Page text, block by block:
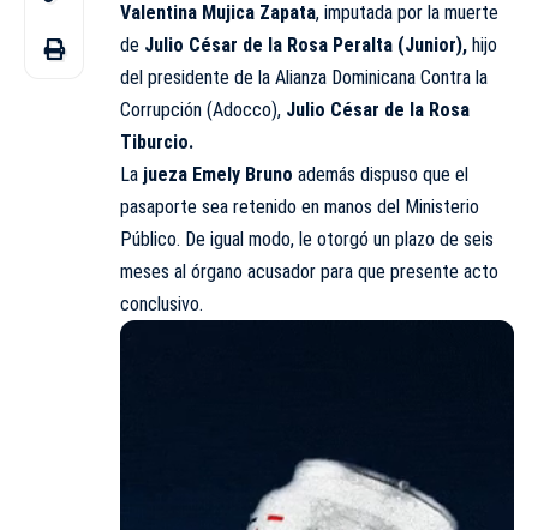
Valentina Mujica Zapata, imputada por la muerte
de Julio César de la Rosa Peralta (Junior), hijo
del presidente de la Alianza Dominicana Contra la
Corrupción (Adocco), Julio César de la Rosa
Tiburcio.
La jueza Emely Bruno además dispuso que el
pasaporte sea retenido en manos del Ministerio
Público. De igual modo, le otorgó un plazo de seis
meses al órgano acusador para que presente acto
conclusivo.